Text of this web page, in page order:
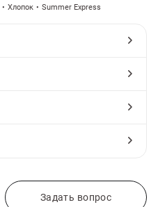
Хлопок Summer Express
Задать вопрос